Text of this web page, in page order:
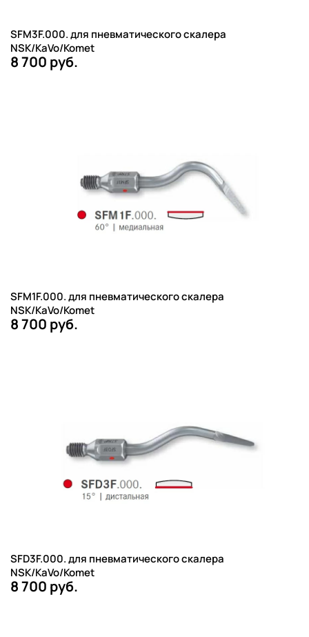
SFM3F.000. для пневматического скалера
NSK/KaVo/Komet
8 700 руб.
SFM1F.000. для пневматического скалера
NSK/KaVo/Komet
8 700 руб.
SFD3F.000. для пневматического скалера
NSK/KaVo/Komet
8 700 руб.